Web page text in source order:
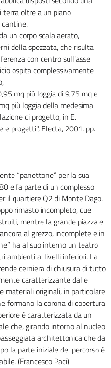
terra oltre a un piano
un corpo scala aerato,
della spezzata, che risulta
con centro sull'asse
ospita complessivamente
mq più loggia di 9,75 mq e
più loggia della medesima
di progetto, in E.
e progetti", Electa, 2001, pp.
“panettone” per la sua
e fa parte di un complesso
il quartiere Q2 di Monte Dago.
rimasto incompleto, due
mentre la grande piazza e
al grezzo, incomplete e in
ha al suo interno un teatro
ambienti ai livelli inferiori. La
cerniera di chiusura di tutto
caratterizzante dalle
materiali originali, in particolare
formano la corona di copertura
è caratterizzata da un
che, girando intorno al nucleo
architettonica che da
la parte iniziale del percorso è
(Francesco Paci)